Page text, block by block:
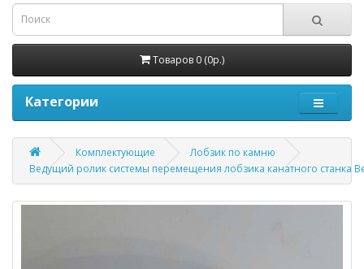
Товаров 0 (0р.)
Категории
Комплектующие
Лобзик по камню
Ведущий ролик системы перемещения лобзика канатного станка